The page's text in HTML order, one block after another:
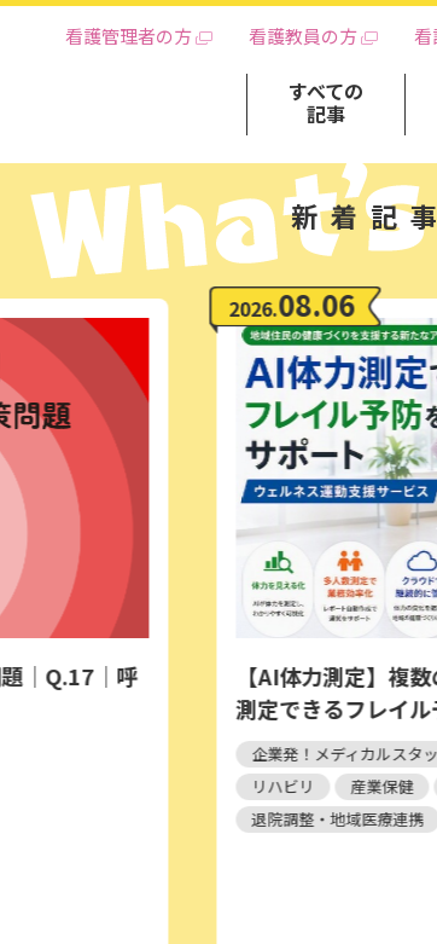
看護管理者の方 看護教員の方 看
すべての
記事
新着記事
測定項目を多人数同時に自動
防クラウドサービス
フに届け！イチオシ便
全領域
医療従事者すべて
岳